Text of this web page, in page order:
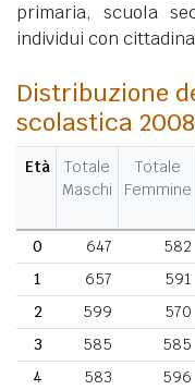
primaria, scuola
individui con
Distribuzione
scolastica 2008
Età
Totale
Maschi
Totale
Femmine
0
647 582
1
657 591
2
599 570
3
585 585
4
583 596